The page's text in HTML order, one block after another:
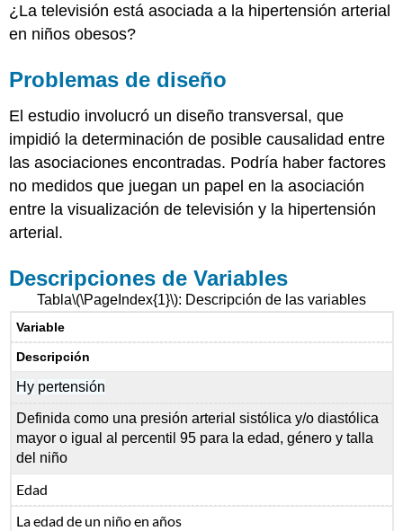
¿La televisión está asociada a la hipertensión arterial
en niños obesos?
Problemas de diseño
El estudio involucró un diseño transversal, que
impidió la determinación de posible causalidad entre
las asociaciones encontradas. Podría haber factores
no medidos que juegan un papel en la asociación
entre la visualización de televisión y la hipertensión
arterial.
Descripciones de Variables
Tabla\(\PageIndex{1}\): Descripción de las variables
Variable
Descripción
Hy pertensión
Definida como una presión arterial sistólica y/o diastólica
mayor o igual al percentil 95 para la edad, género y talla
del niño
Edad
La edad de un niño en años